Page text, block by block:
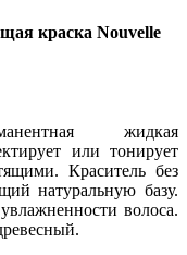
краска Nouvelle
жидкая
или тонирует
Краситель без
натуральную базу.
волоса.